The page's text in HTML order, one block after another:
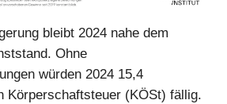
bleibt 2024 nahe dem
Ohne
würden 2024 15,4
Körperschaftsteuer (KÖSt) fällig.